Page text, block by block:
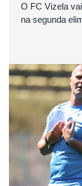
O FC Vizela
na segunda